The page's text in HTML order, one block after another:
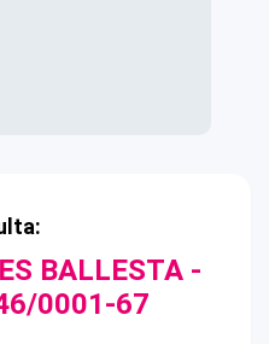
BALLESTA -
0001-67